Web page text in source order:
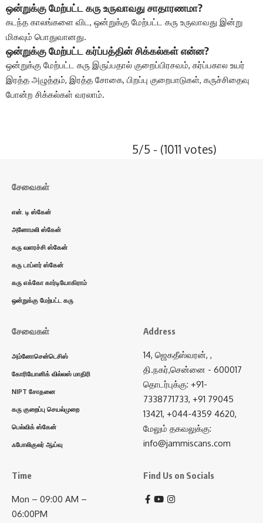
ஒன்றுக்கு மேற்பட்ட கரு உருவாவது சாதாரணமா?
கடந்த காலங்களை விட, ஒன்றுக்கு மேற்பட்ட கரு உருவாவது இன்று
மிகவும் பொதுவானது.
ஒன்றுக்கு மேற்பட்ட கர்ப்பத்தின் சிக்கல்கள் என்ன?
ஒன்றுக்கு மேற்பட்ட கரு இருப்பதால் குறைப்பிரசவம், கர்ப்பகால உயர்
இரத்த அழுத்தம், இரத்த சோகை, பிறப்பு குறைபாடுகள், கருச்சிதைவு
போன்ற சிக்கல்கள் வரலாம்.
5/5 - (1011 votes)
சேவைகள்
என். டி ஸ்கேன்
அனோமலி ஸ்கேன்
கரு வளரச்சி ஸ்கேன்
கரு டாப்ளர் ஸ்கேன்
கரு எக்கோ கார்டியோகிராம்
ஒன்றுக்கு மேற்பட்ட கரு
சேவைகள்
அம்னோசென்டெசிஸ்
கோரியோனிக் வில்லஸ் மாதிரி
NIPT சோதனை
கரு குறைப்பு செயல்முறை
பெல்விக் ஸ்கேன்
ஃபோலிகுலர் ஆய்வு
Address
14, ஜெகதீஸ்வரன், ,
தி.நகர்,சென்னை - 600017
தொடர்புக்கு: +91-
7338771733, +91 79045
13421, +044-4359 4620,
மேலும் தகவலுக்கு:
info@jammiscans.com
Time
Mon – 09:00 AM –
06:00PM
Find Us on Socials